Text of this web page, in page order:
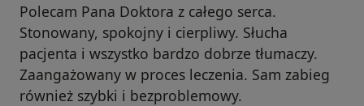
Polecam Pana Doktora z całego serca.
Stonowany, spokojny i cierpliwy. Słucha
pacjenta i wszystko bardzo dobrze tłumaczy.
Zaangażowany w proces leczenia. Sam zabieg
również szybki i bezproblemowy.